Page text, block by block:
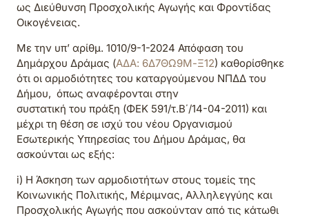
ως Διεύθυνση Προσχολικής Αγωγής και Φροντίδας
Οικογένειας.
Με την υπ’ αρίθμ. 1010/9-1-2024 Απόφαση του
Δημάρχου Δράμας (ΑΔΑ: 6Δ7ΘΩ9Μ-Ξ12) καθορίσθηκε
ότι οι αρμοδιότητες του καταργούμενου ΝΠΔΔ του
Δήμου, όπως αναφέρονται στην
συστατική του πράξη (ΦΕΚ 591/τ.Β΄/14-04-2011) και
μέχρι τη θέση σε ισχύ του νέου Οργανισμού
Εσωτερικής Υπηρεσίας του Δήμου Δράμας, θα
ασκούνται ως εξής:
i) Η Άσκηση των αρμοδιοτήτων στους τομείς της
Κοινωνικής Πολιτικής, Μέριμνας, Αλληλεγγύης και
Προσχολικής Αγωγής που ασκούνταν από τις κάτωθι